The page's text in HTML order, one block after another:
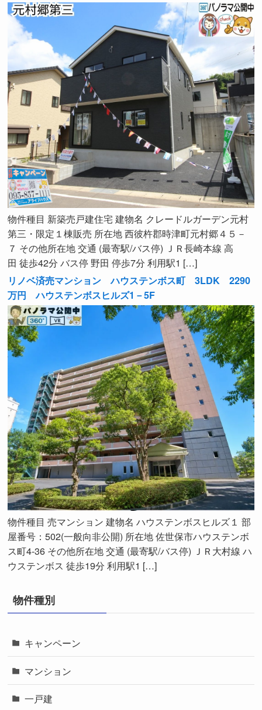
物件種目 新築売戸建住宅 建物名 クレードルガーデン元村
第三・限定１棟販売 所在地 西彼杵郡時津町元村郷４５－
７ その他所在地 交通 (最寄駅/バス停) ＪＲ長崎本線 高
田 徒歩42分 バス停 野田 停歩7分 利用駅1 […]
リノベ済売マンション ハウステンボス町 3LDK 2290
万円 ハウステンボスヒルズ1－5F
物件種目 売マンション 建物名 ハウステンボスヒルズ１ 部
屋番号：502(一般向非公開) 所在地 佐世保市ハウステンボ
ス町4-36 その他所在地 交通 (最寄駅/バス停) ＪＲ大村線 ハ
ウステンボス 徒歩19分 利用駅1 […]
物件種別
キャンペーン
マンション
一戸建